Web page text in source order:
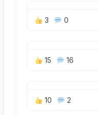
3 0
15 16
10 2